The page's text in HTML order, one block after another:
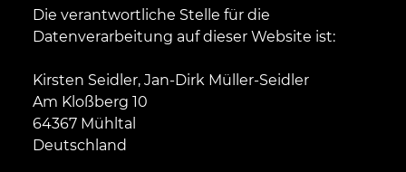
Die verantwortliche Stelle für die
Datenverarbeitung auf dieser Website ist:
Kirsten Seidler, Jan-Dirk Müller-Seidler
Am Kloßberg 10
64367 Mühltal
Deutschland